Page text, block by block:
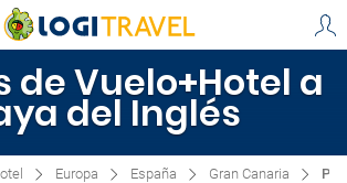
de Vuelo+Hotel a
del Inglés
Europa España Gran Canaria